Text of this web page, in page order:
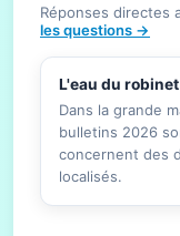
Réponses directes
les questions →
L'eau du
Dans la grande
bulletins 2026
concernent des
localisés.